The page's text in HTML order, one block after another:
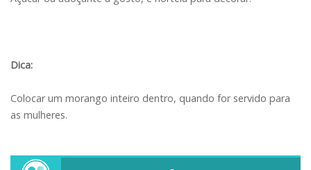
Dica:
Colocar um morango inteiro dentro, quando for servido para
as mulheres.